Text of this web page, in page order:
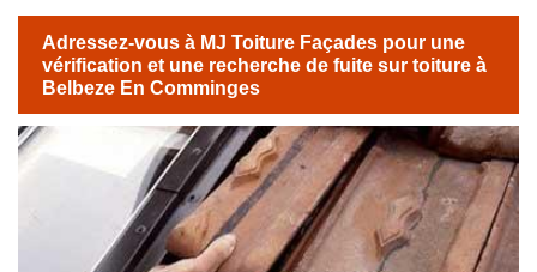
Adressez-vous à MJ Toiture Façades pour une
vérification et une recherche de fuite sur toiture à
Belbeze En Comminges